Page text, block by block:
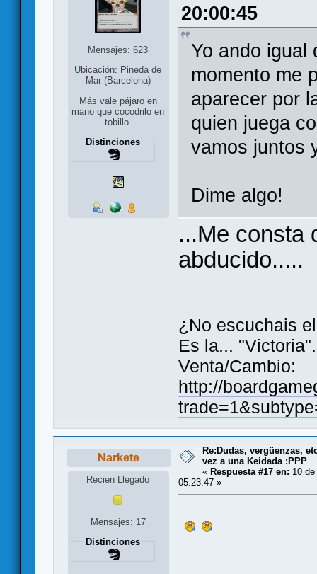
Mensajes: 623
Ubicación: Pineda de
Mar (Barcelona)
Más vale pájaro en
mano que cocodrilo en
tobillo.
Distinciones
20:00:45
Yo ando igual
momento me
aparecer por
quien juega
vamos juntos
Dime algo!
...Me consta
abducido.....
¿No escuchais
Es la...
Venta/Cambio:
http://
Narkete
Recien Llegado
Mensajes: 17
Distinciones
Re:Dudas, vergüenzas,
vez a una Keidada :PPP
« Respuesta #17 en: 10
05:23:47 »